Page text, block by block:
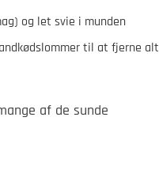
og let svie i munden
til at fjerne alt
af de sunde